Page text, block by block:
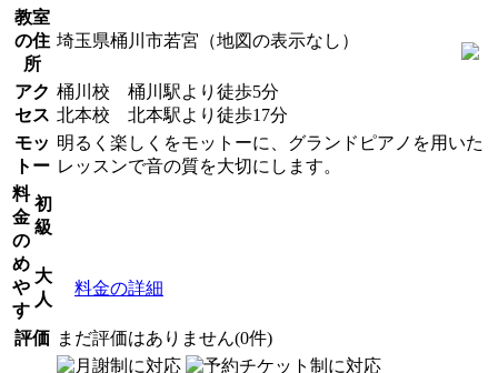
教室
の住
所
埼玉県桶川市若宮（地図の表示なし）
アク
セス
桶川校 桶川駅より徒歩5分
北本校 北本駅より徒歩17分
モッ
トー
明るく楽しくをモットーに、グランドピアノを用いた
レッスンで音の質を大切にします。
料
金
の
め
や
す
初
級
大
人
料金の詳細
評価 まだ評価はありません(0件)